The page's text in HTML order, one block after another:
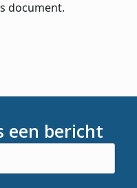
document.
een bericht